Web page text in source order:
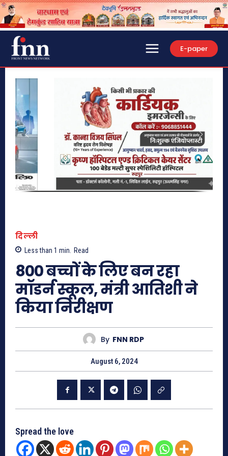
E-paper
दिल्ली
Less than 1 min. Read
800 बच्चों के लिए बन रहा
मॉडर्न स्कूल, मंत्री आतिशी ने
किया निरीक्षण
By FNN RDP
August 6, 2024
Spread the love